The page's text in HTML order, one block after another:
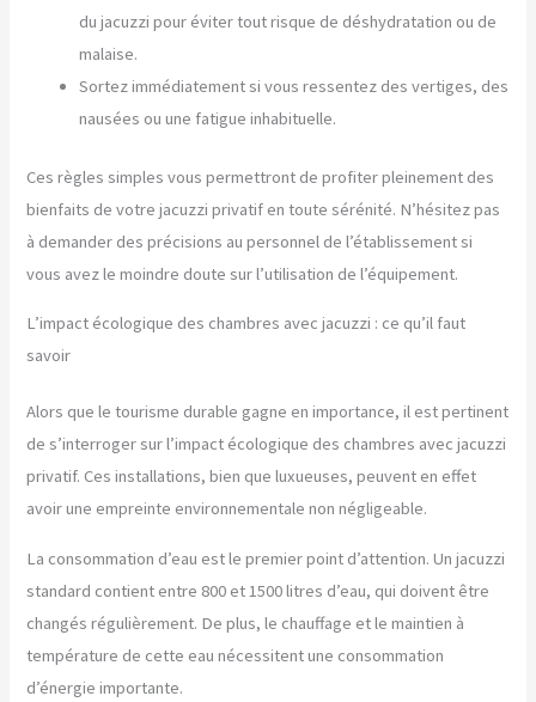
du jacuzzi pour éviter tout risque de déshydratation ou de
malaise.
Sortez immédiatement si vous ressentez des vertiges, des
nausées ou une fatigue inhabituelle.
Ces règles simples vous permettront de profiter pleinement des
bienfaits de votre jacuzzi privatif en toute sérénité. N’hésitez pas
à demander des précisions au personnel de l’établissement si
vous avez le moindre doute sur l’utilisation de l’équipement.
L’impact écologique des chambres avec jacuzzi : ce qu’il faut
savoir
Alors que le tourisme durable gagne en importance, il est pertinent
de s’interroger sur l’impact écologique des chambres avec jacuzzi
privatif. Ces installations, bien que luxueuses, peuvent en effet
avoir une empreinte environnementale non négligeable.
La consommation d’eau est le premier point d’attention. Un jacuzzi
standard contient entre 800 et 1500 litres d’eau, qui doivent être
changés régulièrement. De plus, le chauffage et le maintien à
température de cette eau nécessitent une consommation
d’énergie importante.